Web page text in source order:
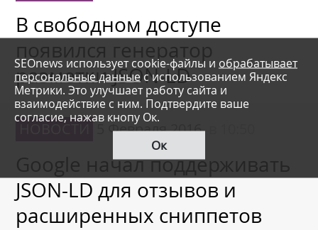
В свободном доступе
появился генератор
разметки JSON-LD
НОВОСТИ 5 Февраля 2016,
Google начал поддерживать
JSON-LD для отзывов и
расширенных сниппетов
SEOnews использует cookie-файлы и обрабатывает
персональные данныес использованием Яндекс
Метрики. Это улучшает работу сайта и
взаимодействие с ним. Подтвердите ваше
согласие, нажав кнопу Ок.
Ок